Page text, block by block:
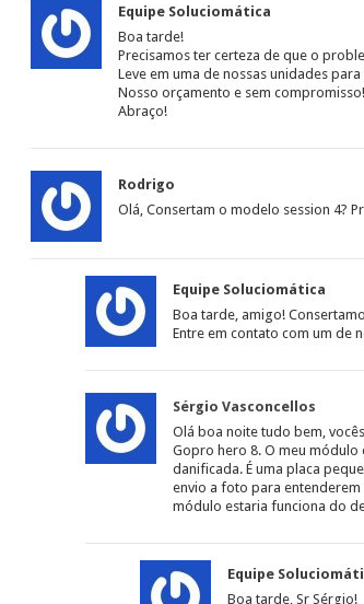
Equipe Soluciomática
Boa tarde!
Precisamos ter certeza de que o
Leve em uma de nossas unidades
Nosso orçamento e sem compromisso!
Abraço!
Rodrigo
Olá, Consertam o modelo session 4?
Equipe Soluciomática
Boa tarde, amigo!
Entre em contato com um de
Sérgio Vasconcellos
Olá boa noite tudo bem,
Gopro hero 8. O meu módulo
danificada. É uma placa
envio a foto para entenderem
módulo estaria funciona do
Equipe
Boa tarde, Sr Sérgio!